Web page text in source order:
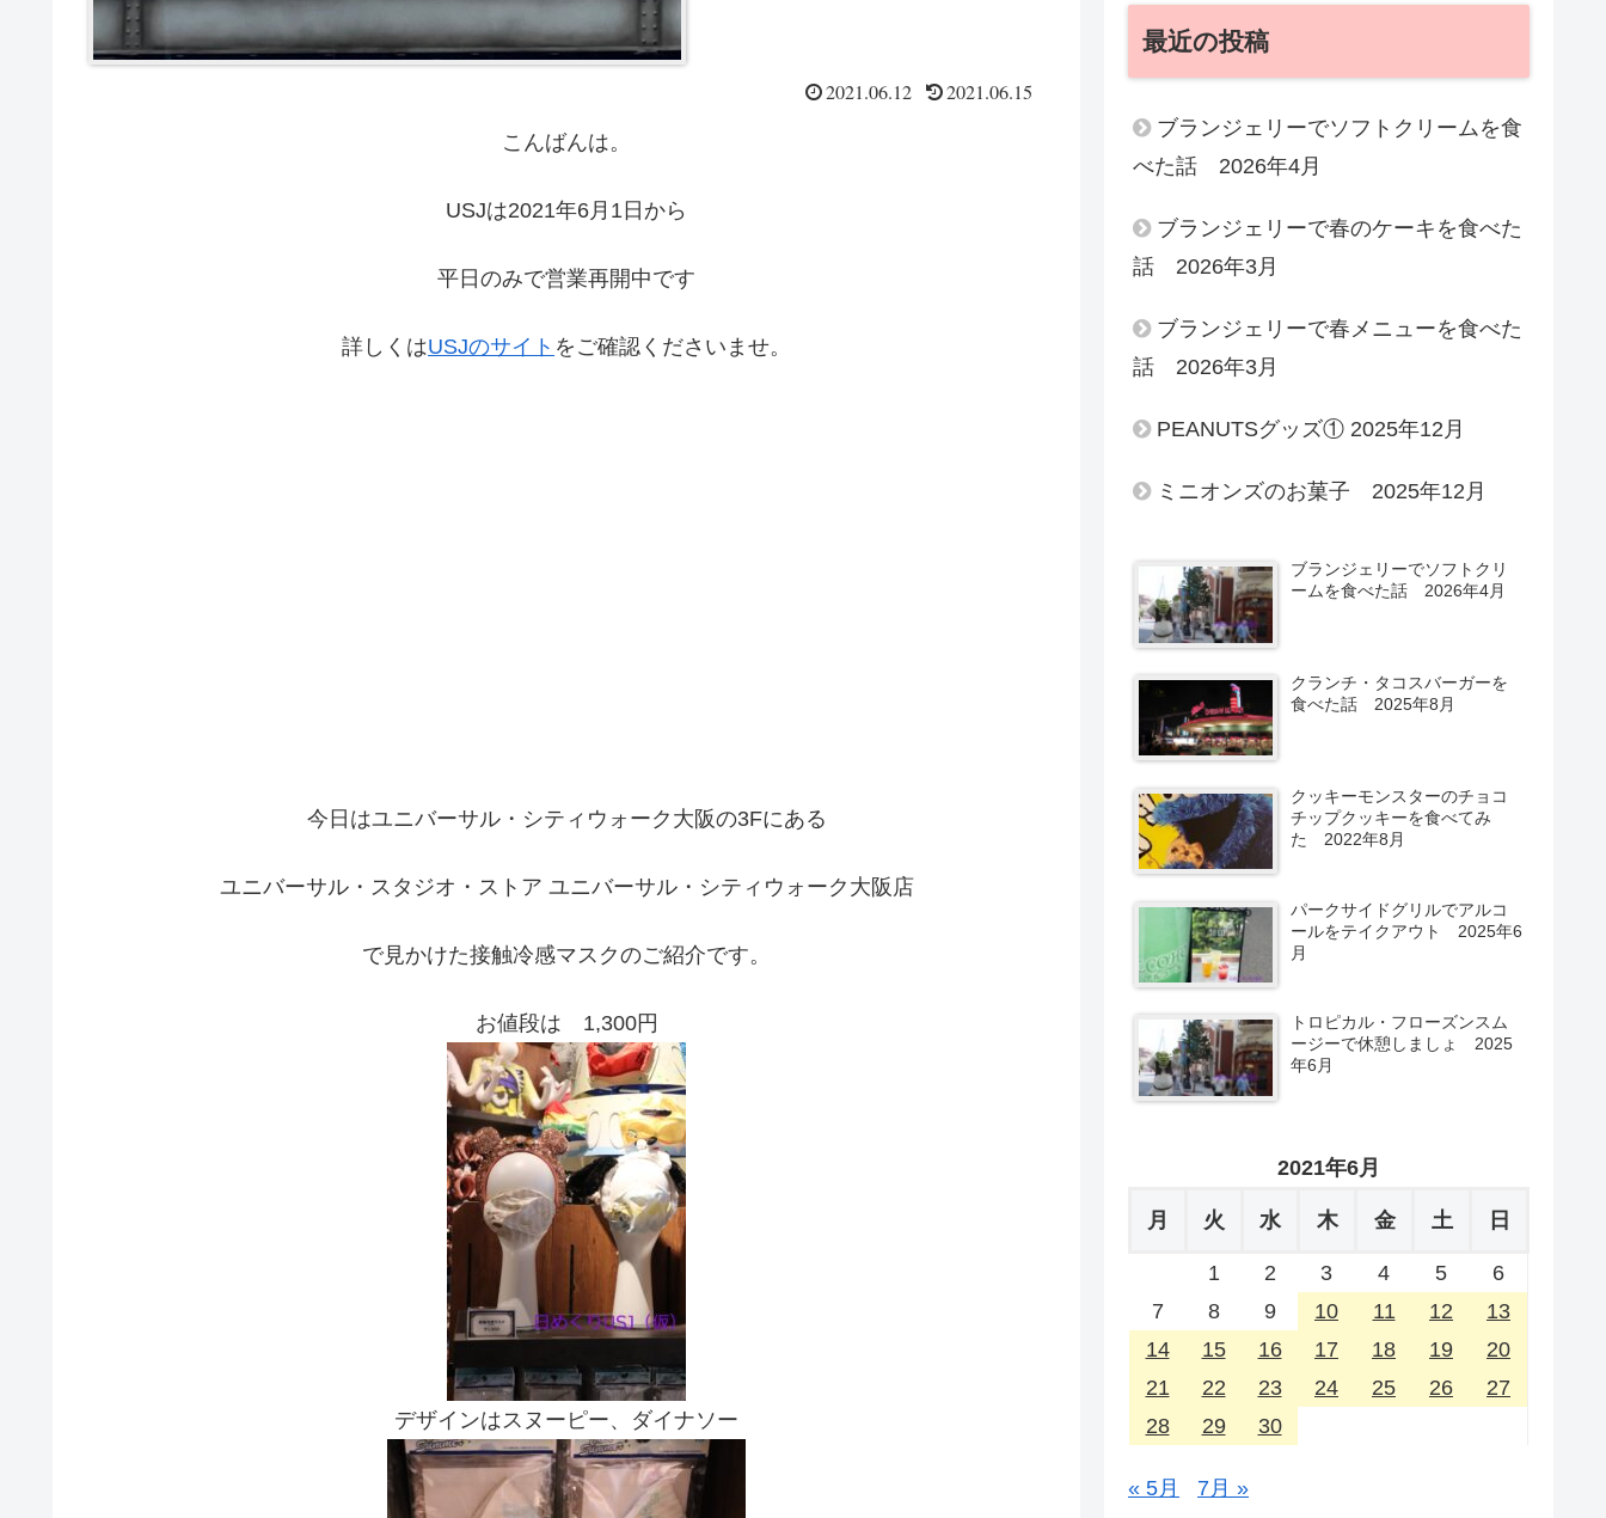
2021.06.12 2021.06.15
こんばんは。
USJは2021年6月1日から
平日のみで営業再開中です
詳しくはUSJのサイト をご確認くださいませ。
今日はユニバーサル・シティウォーク大阪の3Fにある
ユニバーサル・スタジオ・ストア ユニバーサル・シティウォーク大阪店
で見かけた接触冷感マスクのご紹介です。
お値段は 1,300円
デザインはスヌーピー、ダイナソー
最近の投稿
ブランジェリーでソフトクリームを食
べた話 2026年4月
ブランジェリーで春のケーキを食べた
話 2026年3月
ブランジェリーで春メニューを食べた
話 2026年3月
PEANUTSグッズ① 2025年12月
ミニオンズのお菓子 2025年12月
ブランジェリーでソフトクリ
ームを食べた話 2026年4月
クランチ・タコスバーガーを
食べた話 2025年8月
クッキーモンスターのチョコ
チップクッキーを食べてみ
た 2022年8月
パークサイドグリルでアルコ
ールをテイクアウト 2025年6
月
トロピカル・フローズンスム
ージーで休憩しましょ 2025
年6月
2021年6月
月 火 水 木 金 土 日
1 2 3 4 5
6
7
8 9 10 11 12
13
14
15 16 17 18 19
20
21
22 23 24 25 26
27
28
29 30
« 5月 7月 »